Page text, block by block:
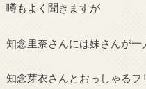
噂もよく聞きますが
知念里奈さんには妹さんが一
知念芽衣さんとおっしゃる